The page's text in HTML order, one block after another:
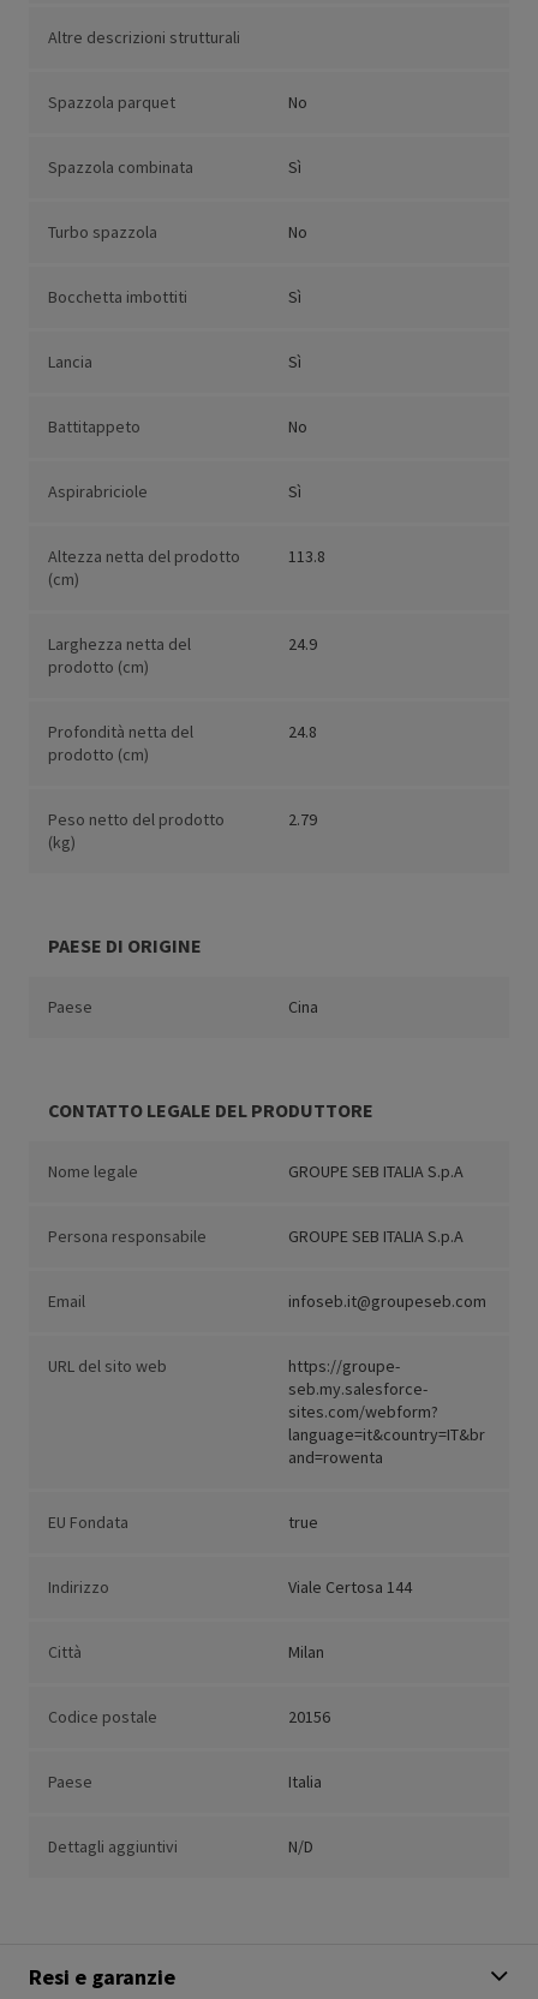
Altre descrizioni strutturali
Spazzola parquet No
Spazzola combinata Sì
Turbo spazzola No
Bocchetta imbottiti Sì
Lancia Sì
Battitappeto No
Aspirabriciole Sì
Altezza netta del prodotto
(cm)
113.8
Larghezza netta del
prodotto (cm)
24.9
Profondità netta del
prodotto (cm)
24.8
Peso netto del prodotto
(kg)
2.79
PAESE DI ORIGINE
Paese Cina
CONTATTO LEGALE DEL PRODUTTORE
Nome legale GROUPE SEB ITALIA S.p.A
Persona responsabile GROUPE SEB ITALIA S.p.A
Email infoseb.it@groupeseb.com
URL del sito web
https://groupe-
seb.my.salesforce-
sites.com/webform?
language=it&country=IT&br
and=rowenta
EU Fondata true
Indirizzo Viale Certosa 144
Città Milan
Codice postale 20156
Paese Italia
Dettagli aggiuntivi N/D
Resi e garanzie